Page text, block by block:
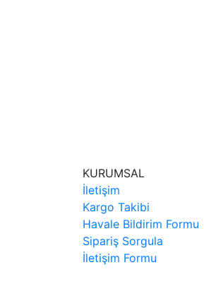
KURUMSAL
İletişim
Kargo Takibi
Havale Bildirim Formu
Sipariş Sorgula
İletişim Formu